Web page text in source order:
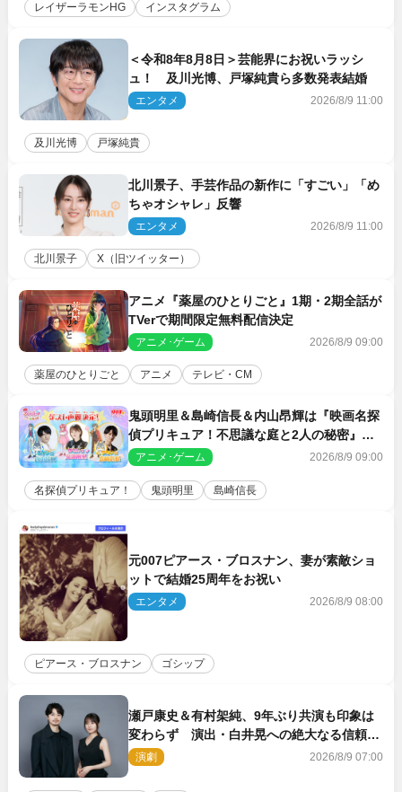
レイザーラモンHG インスタグラム
＜令和8年8月8日＞芸能界にお祝いラッシ
ュ！ 及川光博、戸塚純貴ら多数発表結婚
エンタメ 2026/8/9 11:00
及川光博 戸塚純貴
北川景子、手芸作品の新作に「すごい」「め
ちゃオシャレ」反響
エンタメ 2026/8/9 11:00
北川景子 X（旧ツイッター）
アニメ『薬屋のひとりごと』1期・2期全話が
TVerで期間限定無料配信決定
アニメ･ゲーム 2026/8/9 09:00
薬屋のひとりごと アニメ テレビ・CM
鬼頭明里＆島崎信長＆内山昂輝は『映画名探
偵プリキュア！不思議な庭と2人の秘密』ゲ
スト声優に決定
アニメ･ゲーム 2026/8/9 09:00
名探偵プリキュア！ 鬼頭明里 島崎信長
元007ピアース・ブロスナン、妻が素敵ショ
ットで結婚25周年をお祝い
エンタメ 2026/8/9 08:00
ピアース・ブロスナン ゴシップ
瀬戸康史＆有村架純、9年ぶり共演も印象は
変わらず 演出・白井晃への絶大なる信頼を
胸に舞台『キュー』に挑む
演劇 2026/8/9 07:00